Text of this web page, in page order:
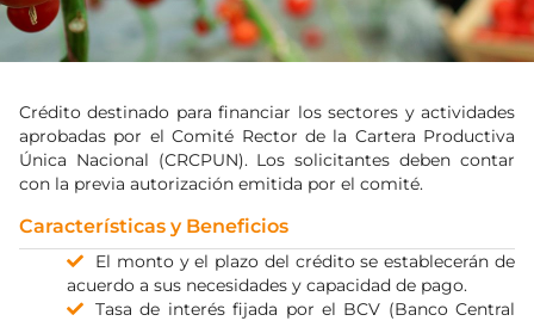
Crédito destinado para financiar los sectores y actividades
aprobadas por el Comité Rector de la Cartera Productiva
Única Nacional (CRCPUN). Los solicitantes deben contar
con la previa autorización emitida por el comité.
Características y Beneficios
El monto y el plazo del crédito se establecerán de
acuerdo a sus necesidades y capacidad de pago.
Tasa de interés fijada por el BCV (Banco Central